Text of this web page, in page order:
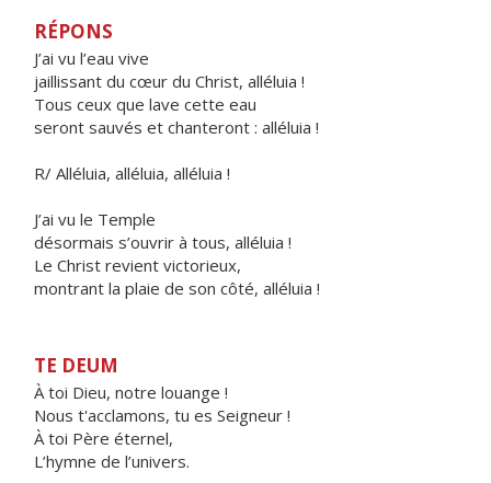
RÉPONS
J’ai vu l’eau vive
jaillissant du cœur du Christ, alléluia !
Tous ceux que lave cette eau
seront sauvés et chanteront : alléluia !
R/ Alléluia, alléluia, alléluia !
J’ai vu le Temple
désormais s’ouvrir à tous, alléluia !
Le Christ revient victorieux,
montrant la plaie de son côté, alléluia !
TE DEUM
À toi Dieu, notre louange !
Nous t'acclamons, tu es Seigneur !
À toi Père éternel,
L’hymne de l’univers.